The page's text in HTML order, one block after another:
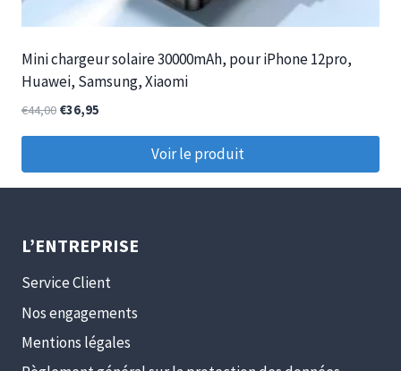
Mini chargeur solaire 30000mAh, pour iPhone 12pro,
Huawei, Samsung, Xiaomi
€44,00 €36,95
Voir le produit
L’ENTREPRISE
Service Client
Nos engagements
Mentions légales